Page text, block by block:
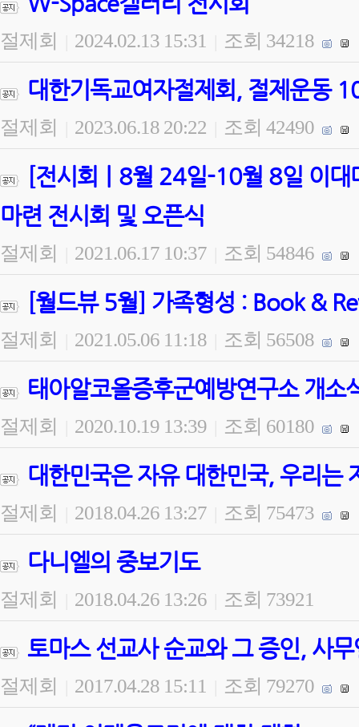
절제회 2024.02.13 15:31 조회 34218
대한기독교여자절제회, 절제운동
절제회 2023.06.18 20:22 조회 42490
[전시회ㅣ8월 24일-10월 8일 이
마련 전시회 및 오픈식
절제회 2021.06.17 10:37 조회 54846
[월드뷰 5월] 가족형성 : Book &
절제회 2021.05.06 11:18 조회 56508
태아알코올증후군예방연구소 개소
절제회 2020.10.19 13:39 조회 60180
대한민국은 자유 대한민국, 우리는
절제회 2018.04.26 13:27 조회 75473
다니엘의 중보기도
절제회 2018.04.26 13:26 조회 73921
토마스 선교사 순교와 그 증인, 사
절제회 2017.04.28 15:11 조회 79270